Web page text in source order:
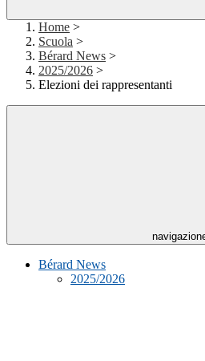
Home >
Scuola >
Bérard News >
2025/2026 >
Elezioni dei rappresentanti
Bérard News
2025/2026